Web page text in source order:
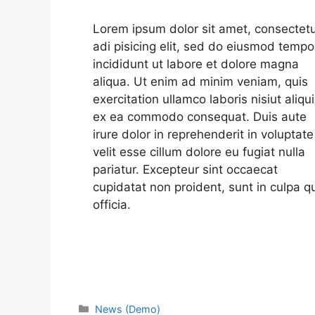
Lorem ipsum dolor sit amet,
adi pisicing elit, sed do eiusmod
incididunt ut labore et dolore magna
aliqua. Ut enim ad minim veniam, quis
exercitation ullamco laboris nisiut
ex ea commodo consequat. Duis aute
irure dolor in reprehenderit in voluptate
velit esse cillum dolore eu fugiat nulla
pariatur. Excepteur sint occaecat
cupidatat non proident, sunt in culpa
officia.
News (Demo)